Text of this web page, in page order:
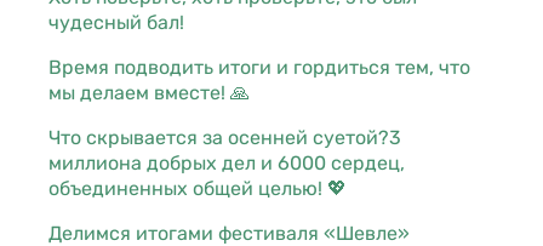
чудесный бал!
Время подводить итоги и гордиться тем, что
мы делаем вместе! 🙏
Что скрывается за осенней суетой?3
миллиона добрых дел и 6000 сердец,
объединенных общей целью! 💖
Делимся итогами фестиваля «Шевле»